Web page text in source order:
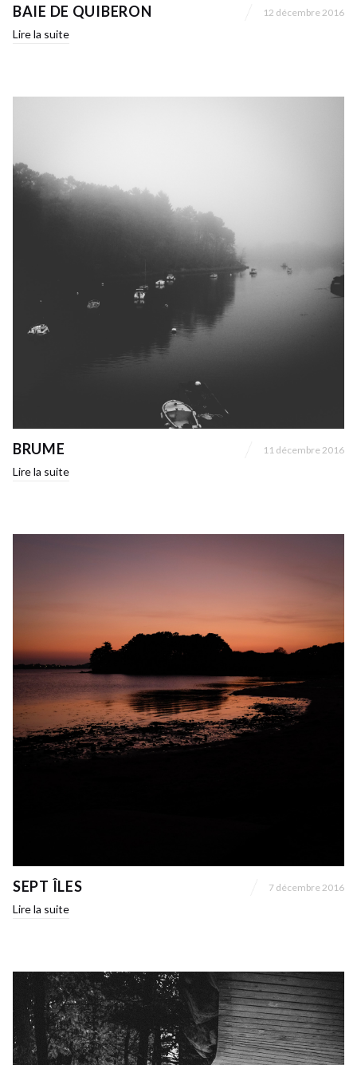
BAIE DE QUIBERON 12 décembre 2016
Lire la suite
BRUME 11 décembre 2016
Lire la suite
SEPT ÎLES 7 décembre 2016
Lire la suite